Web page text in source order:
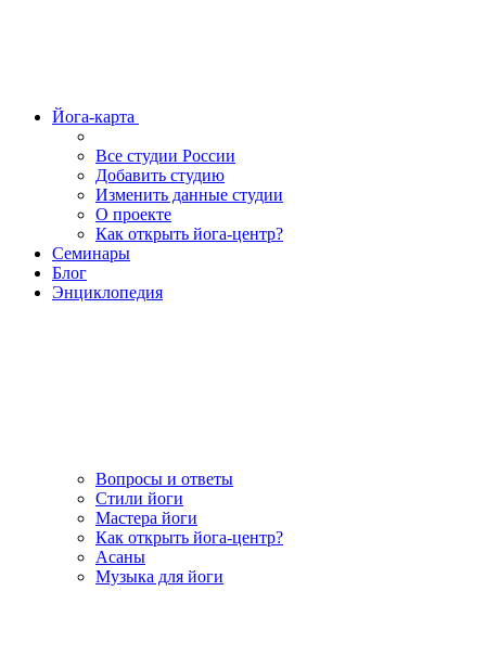
Йога-карта
Все студии России
Добавить студию
Изменить данные студии
О проекте
Как открыть йога-центр?
Семинары
Блог
Энциклопедия
Вопросы и ответы
Стили йоги
Мастера йоги
Как открыть йога-центр?
Асаны
Музыка для йоги